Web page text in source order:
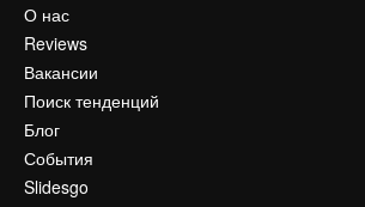
О нас
Reviews
Вакансии
Поиск тенденций
Блог
События
Slidesgo